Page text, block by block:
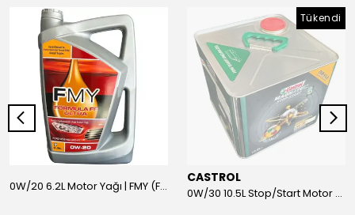
0W/20 6.2L Motor Yağı | FMY (Ford Motor Yağları)
Tükendi
CASTROL
0W/30 10.5L Stop/Start Motor Yağı | CASTROL